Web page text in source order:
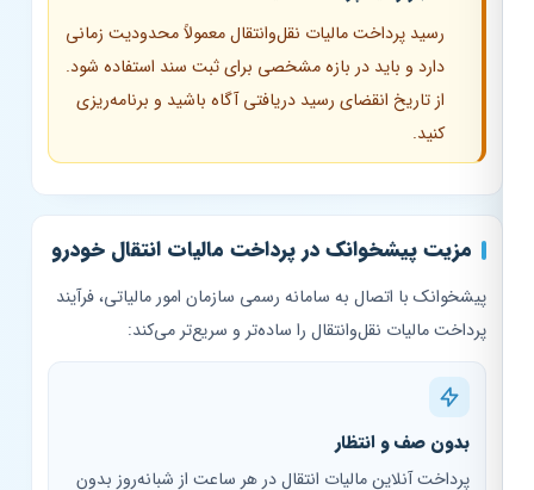
رسید پرداخت مالیات نقل‌وانتقال معمولاً محدودیت زمانی
دارد و باید در بازه مشخصی برای ثبت سند استفاده شود.
از تاریخ انقضای رسید دریافتی آگاه باشید و برنامه‌ریزی
کنید.
مزیت پیشخوانک در پرداخت مالیات انتقال خودرو
پیشخوانک با اتصال به سامانه رسمی سازمان امور مالیاتی، فرآیند
پرداخت مالیات نقل‌وانتقال را ساده‌تر و سریع‌تر می‌کند:
بدون صف و انتظار
پرداخت آنلاین مالیات انتقال در هر ساعت از شبانه‌روز بدون